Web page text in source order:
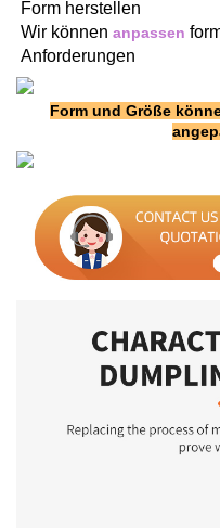
Form herstellen
Wir können anpassen
Anforderungen
Form und Größe